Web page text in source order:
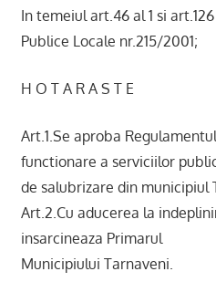
In temeiul art.46 al 1 si
Publice Locale nr.215/2001;
H O T A R A S T E
Art.1.Se aproba
functionare a serviciilor
de salubrizare din municipiul
Art.2.Cu aducerea la
insarcineaza Primarul
Municipiului Tarnaveni.